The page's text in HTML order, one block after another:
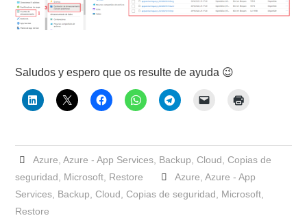
Saludos y espero que os resulte de ayuda 😉
Azure Azure - App Services, Backup Cloud Copias de
seguridad
Microsoft Restore Azure Azure - App
Services Backup ,Cloud ,Copias de seguridad Microsoft
Restore